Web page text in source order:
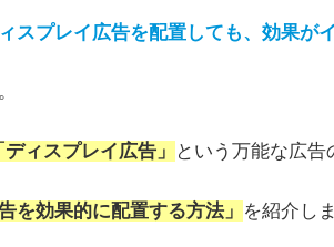
スプレイ広告を配置しても、効果が
ディスプレイ広告」 という万能な広告
を効果的に配置する方法」 を紹介し